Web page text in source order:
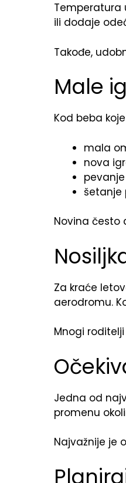
Temperatura
ili dodaje
Takođe,
Male
Kod beba
mala
nova
šetanje
Novina često
Za kraće
aerodromu.
Mnogi
Jedna od
promenu
Najvažnije je